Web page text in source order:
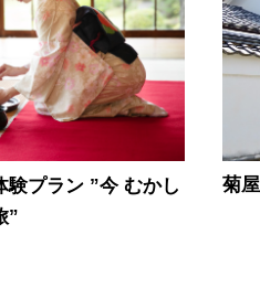
験プラン ”今 むかし
”
菊